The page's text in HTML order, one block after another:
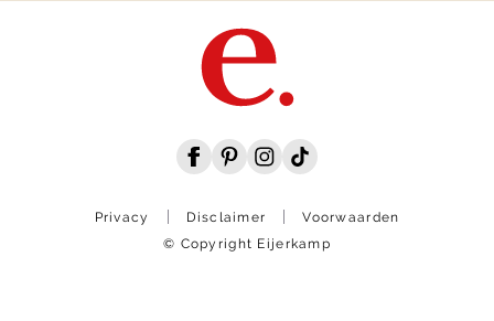
Privacy Disclaimer
Voorwaarden
© Copyright Eijerkamp